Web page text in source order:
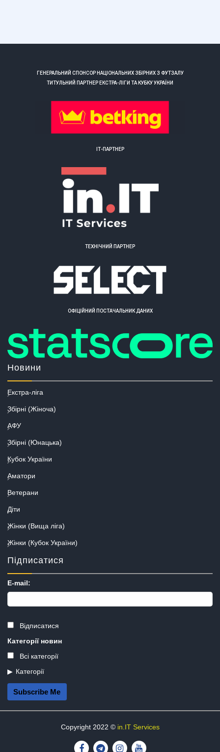
ГЕНЕРАЛЬНИЙ СПОНСОР НАЦІОНАЛЬНИХ ЗБІРНИХ З ФУТЗАЛУ
ТИТУЛЬНИЙ ПАРТНЕР ЕКСТРА-ЛІГИ ТА КУБКУ УКРАЇНИ
ІТ-ПАРТНЕР
ТЕХНІЧНИЙ ПАРТНЕР
ОФІЦІЙНИЙ ПОСТАЧАЛЬНИК ДАНИХ
Новини
Екстра-ліга
Збірні (Жіноча)
АФУ
Збірні (Юнацька)
Кубок України
Аматори
Ветерани
Діти
Жінки (Вища ліга)
Жінки (Кубок України)
Підписатися
E-mail:
Відписатися
Категорії новин
Всі категорії
Категорії
Subscribe Me
Copyright 2022 © in.IT Services